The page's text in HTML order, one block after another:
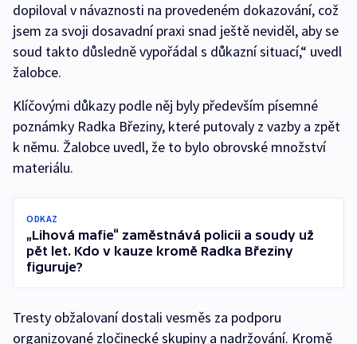
dopiloval v návaznosti na provedeném dokazování, což
jsem za svoji dosavadní praxi snad ještě neviděl, aby se
soud takto důsledně vypořádal s důkazní situací,“ uvedl
žalobce.
Klíčovými důkazy podle něj byly především písemné
poznámky Radka Březiny, které putovaly z vazby a zpět
k němu. Žalobce uvedl, že to bylo obrovské množství
materiálu.
ODKAZ
„Lihová mafie“ zaměstnává policii a soudy už
pět let. Kdo v kauze kromě Radka Březiny
figuruje?
Tresty obžalovaní dostali vesměs za podporu
organizované zločinecké skupiny a nadržování. Kromě